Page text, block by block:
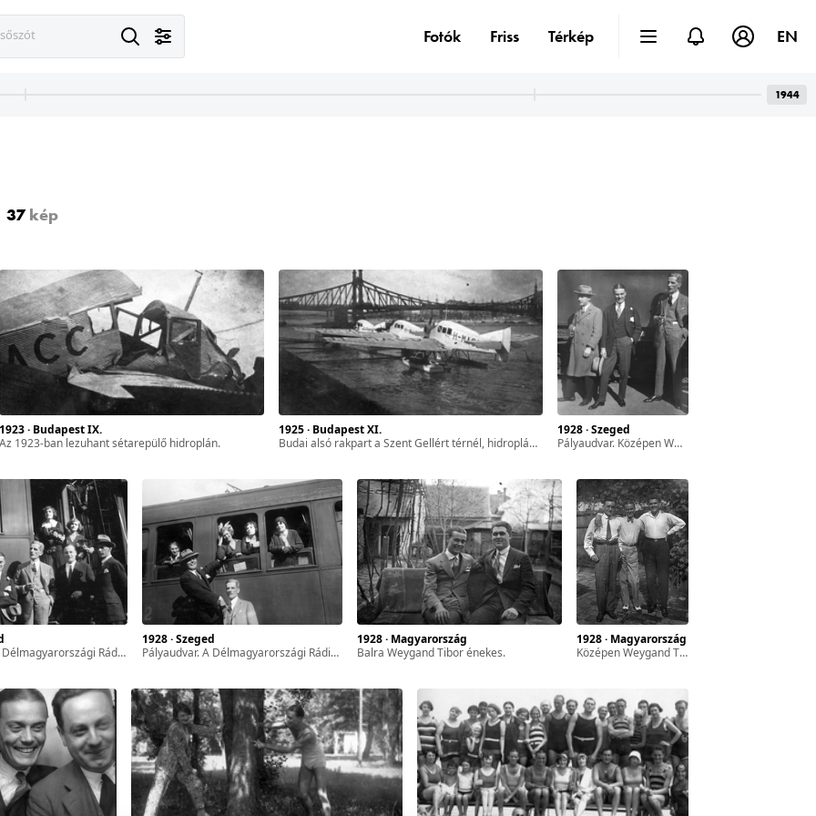
37kép
1923 · Budapest IX.
az 1923-ban lezuhant sétarepülő hidroplán.
1925 · Budapest XI.
budai alsó rakpart a Szent Gellért térnél, hidroplán állomás.
1928 · Szeged
pályaudvar. Középen Weygand Tibor énekes, jobbra Scherz Ede rádióbemondó.
résztvevői. Fent Horváth Éva, Tóth Erzsi, lent Weygand Tibor, Scherz Ede, Hegedűs Tibor.
1928 · Szeged
pályaudvar. A Délmagyarországi Rádió Klub szegedi Rádiómatinéjának résztvevői. Fent Tóth Erzsi, Horváth Éva és Berki Lili, lent Weygand Tibor, Scherz Ede.
1928 · Magyarország
balra Weygand Tibor énekes.
1928 · Magyarország
középen Weygand Tibor énekes.
Fotók Friss Térkép EN
1944